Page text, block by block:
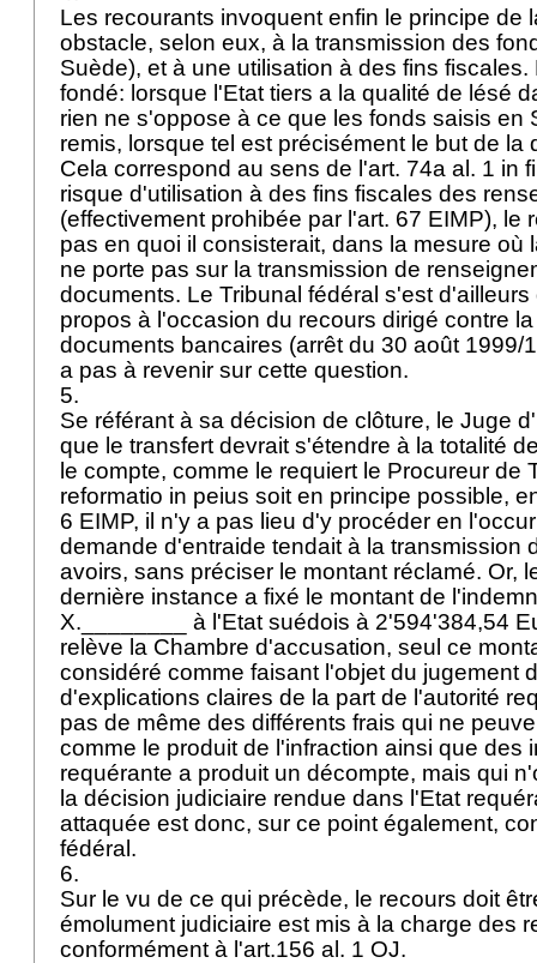
Les recourants invoquent enfin le principe de
obstacle, selon eux, à la transmission des
Suède), et à une utilisation à des fins
fondé: lorsque l'Etat tiers a la qualité de lésé
rien ne s'oppose à ce que les fonds saisis en
remis, lorsque tel est précisément le but de la
Cela correspond au sens de l'art. 74a al. 1 in
risque d'utilisation à des fins fiscales des
(effectivement prohibée par l'art. 67 EIMP), le
pas en quoi il consisterait, dans la mesure où
ne porte pas sur la transmission de
documents. Le Tribunal fédéral s'est
propos à l'occasion du recours dirigé contre
documents bancaires (arrêt du 30 août 1999/
a pas à revenir sur cette question.
5.
Se référant à sa décision de clôture, le Juge
que le transfert devrait s'étendre à la totalité
le compte, comme le requiert le Procureur de
reformatio in peius soit en principe possible,
6 EIMP, il n'y a pas lieu d'y procéder en
demande d'entraide tendait à la transmission
avoirs, sans préciser le montant réclamé. Or,
dernière instance a fixé le montant de
X.________ à l'Etat suédois à 2'594'384,54
relève la Chambre d'accusation, seul ce
considéré comme faisant l'objet du jugement
d'explications claires de la part de l'autorité
pas de même des différents frais qui ne
comme le produit de l'infraction ainsi que des
requérante a produit un décompte, mais qui
la décision judiciaire rendue dans l'Etat
attaquée est donc, sur ce point également,
fédéral.
6.
Sur le vu de ce qui précède, le recours doit
émolument judiciaire est mis à la charge des
conformément à l'art.156 al. 1 OJ.